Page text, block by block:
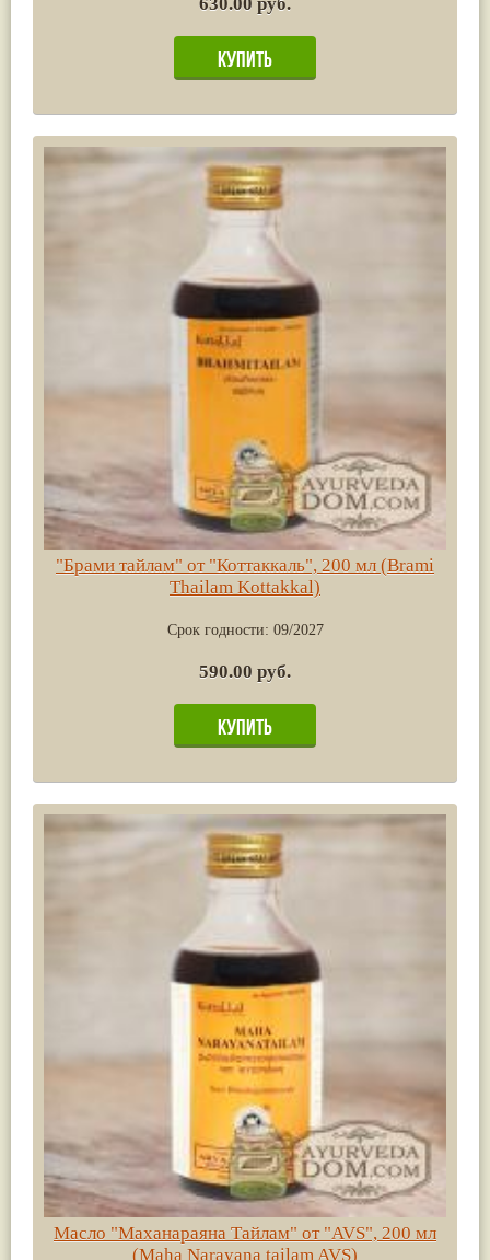
"Брами тайлам" от "Коттаккаль", 200 мл (Brami
Thailam Kottakkal)
Срок годности: 09/2027
590.00 руб.
Масло "Маханараяна Тайлам" от "AVS", 200 мл
(Maha Narayana tailam AVS)